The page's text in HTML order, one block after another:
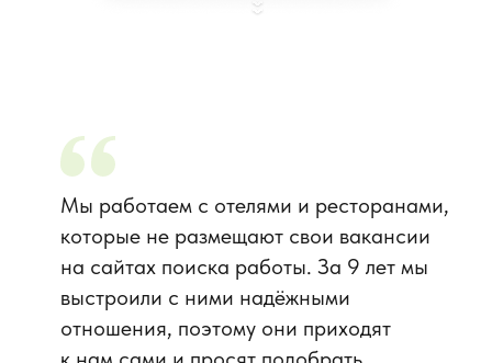
Мы работаем с отелями и ресторанами,
которые не размещают свои вакансии
на сайтах поиска работы. За 9 лет мы
выстроили с ними надёжными
отношения, поэтому они приходят